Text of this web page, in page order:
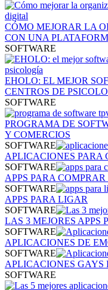
CÓMO MEJORAR LA
CON UNA
SOFTWARE
EHOLO: EL MEJOR
CENTROS DE
SOFTWARE
PROGRAMA DE
Y COMERCIOS
SOFTWARE
APLICACIONES PARA
SOFTWARE
APPS PARA
SOFTWARE
APPS PARA LIGAR
SOFTWARE
LAS 3 MEJORES APPS
SOFTWARE
APLICACIONES DE
SOFTWARE
APLICACIONES GAYS
SOFTWARE